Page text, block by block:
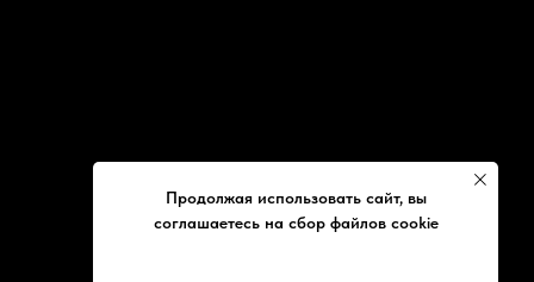
Продолжая использовать сайт, вы
соглашаетесь на сбор файлов cookie